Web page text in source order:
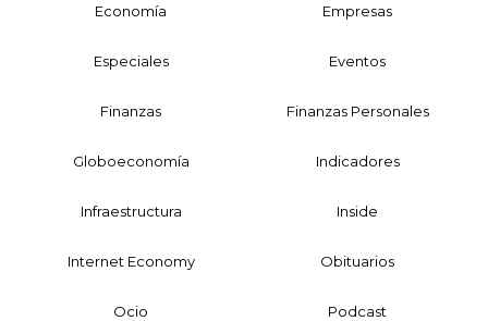
Economía Empresas
Especiales Eventos
Finanzas Finanzas Personales
Globoeconomía Indicadores
Infraestructura Inside
Internet Economy Obituarios
Ocio Podcast